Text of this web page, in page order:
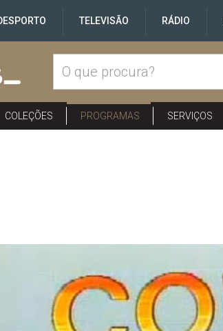
TELEVISÃO RÁDIO
COLEÇÕES PROGRAMAS SERVIÇOS